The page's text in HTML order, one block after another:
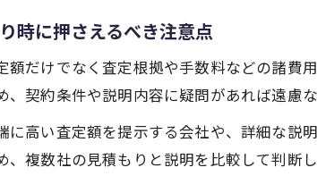
相場と査定の違
大阪市の不動産
時に押さえるべき注意点
額だけでなく査定根拠や手数料などの諸費
、契約条件や説明内容に疑問があれば遠慮
に高い査定額を提示する会社や、詳細な説
、複数社の見積もりと説明を比較して判断し